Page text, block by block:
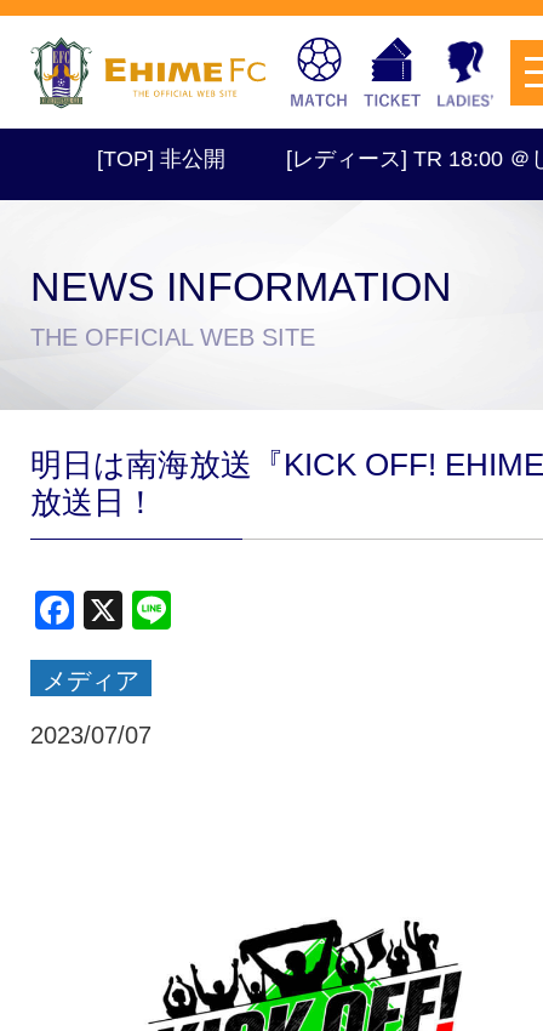
試合日程・結果
スクール
チケットを購入
グッズ
[TOP] 非公開 [レディース] TR 18:00 ＠し
NEWS INFORMATION
THE OFFICIAL WEB SITE
明日は南海放送『KICK OFF!
放送日！
Facebook
X
メディア
2023/07/07